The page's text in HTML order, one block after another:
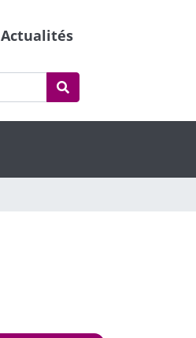
Actualités